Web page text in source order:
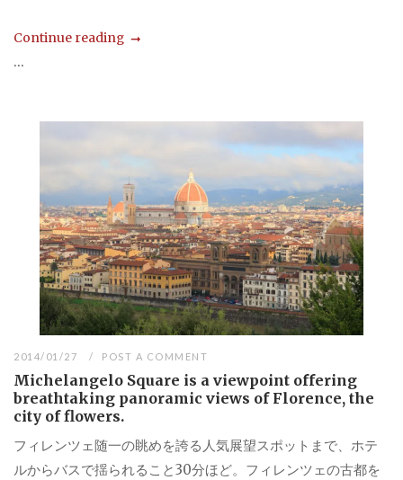
Continue reading
...
2014/01/27 POST A COMMENT
Michelangelo Square is a viewpoint offering
breathtaking panoramic views of Florence, the
city of flowers.
フィレンツェ随一の眺めを誇る人気展望スポットまで、ホテ
ルからバスで揺られること30分ほど。フィレンツェの古都を